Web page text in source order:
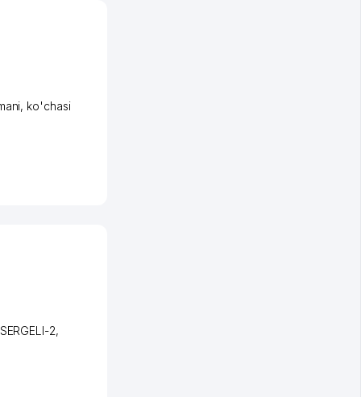
, ko'chasi
2,